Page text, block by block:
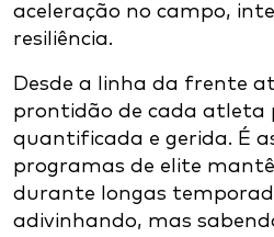
aceleração no campo,
resiliência.
Desde a linha da frente
prontidão de cada atleta
quantificada e gerida. É
programas de elite
durante longas
adivinhando, mas